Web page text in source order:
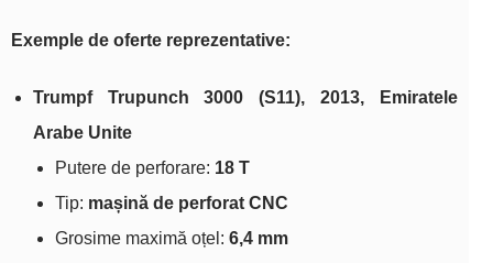
Exemple de oferte reprezentative:
Trumpf Trupunch 3000 (S11), 2013, Emiratele
Arabe Unite
Putere de perforare: 18 T
Tip: mașină de perforat CNC
Grosime maximă oțel: 6,4 mm